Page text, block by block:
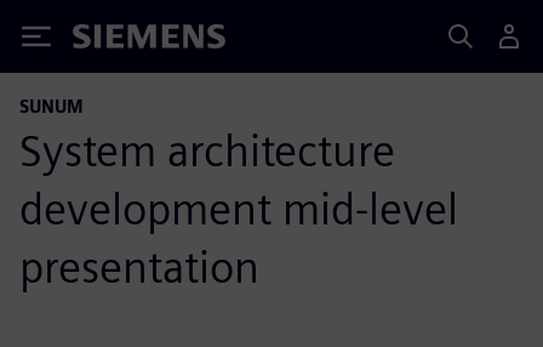
Siemens
SUNUM
System architecture
development mid-level
presentation